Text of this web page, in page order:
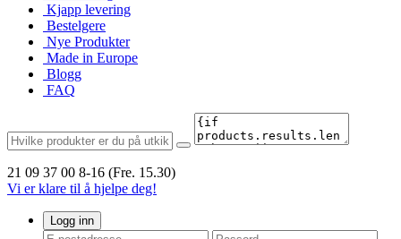
Kjapp levering
Bestelgere
Nye Produkter
Made in Europe
Blogg
FAQ
21 09 37 00 8-16 (Fre. 15.30)
Vi er klare til å hjelpe deg!
Logg inn